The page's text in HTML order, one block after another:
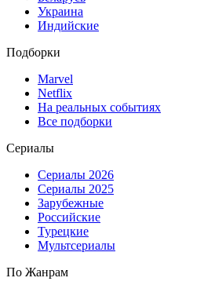
Украина
Индийские
Подборки
Marvel
Netflix
На реальных событиях
Все подборки
Сериалы
Сериалы 2026
Сериалы 2025
Зарубежные
Российские
Турецкие
Мультсериалы
По Жанрам